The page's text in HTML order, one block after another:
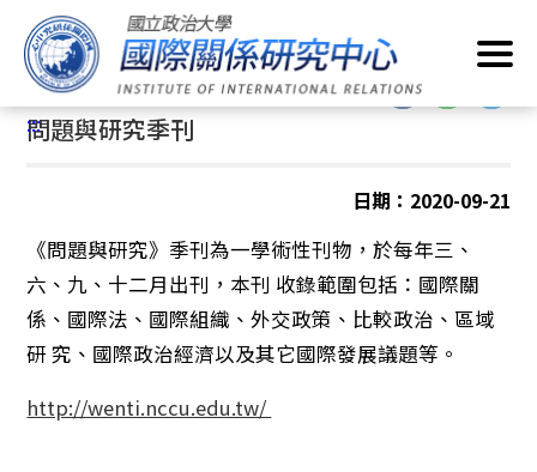
到
主
要
內
首頁/ 學術出版/學術期刊
:::
:::
問題與研究季刊
日期：2020-09-21
《問題與研究》季刊為一學術性刊物，於每年三、
六、九、十二月出刊，本刊 收錄範圍包括：國際關
係、國際法、國際組織、外交政策、比較政治、區域
研 究、國際政治經濟以及其它國際發展議題等。
http://wenti.nccu.edu.tw/